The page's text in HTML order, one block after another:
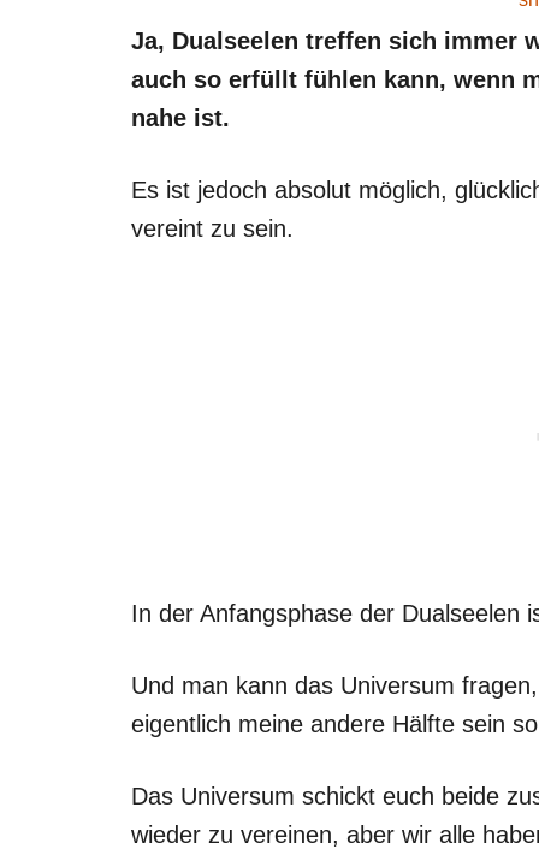
Ja, Dualseelen treffen sich immer
auch so erfüllt fühlen kann, wenn
nahe ist.
Es ist jedoch absolut möglich,
vereint zu sein.
In der Anfangsphase der Dualseelen
Und man kann das Universum
eigentlich meine andere Hälfte sein
Das Universum schickt euch beide
wieder zu vereinen, aber wir alle